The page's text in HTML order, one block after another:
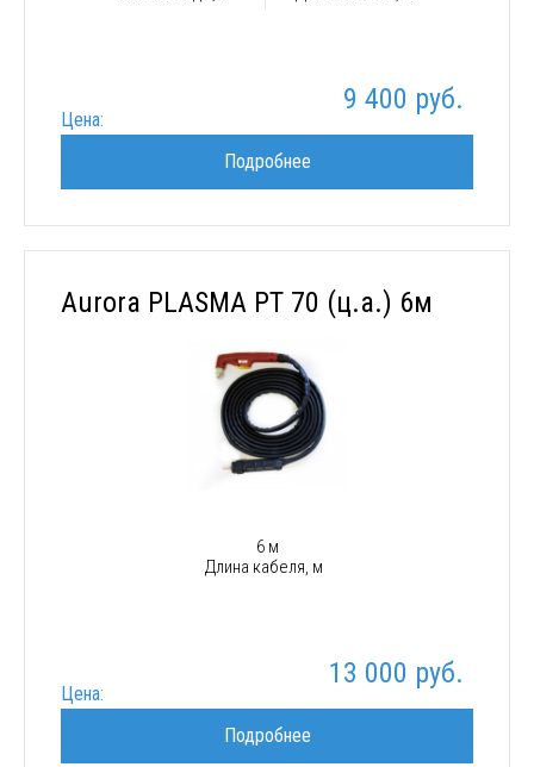
Цена:
9 400 руб.
Подробнее
Aurora PLASMA PT 70 (ц.а.) 6м
6 м
Длина кабеля, м
Цена:
13 000 руб.
Подробнее